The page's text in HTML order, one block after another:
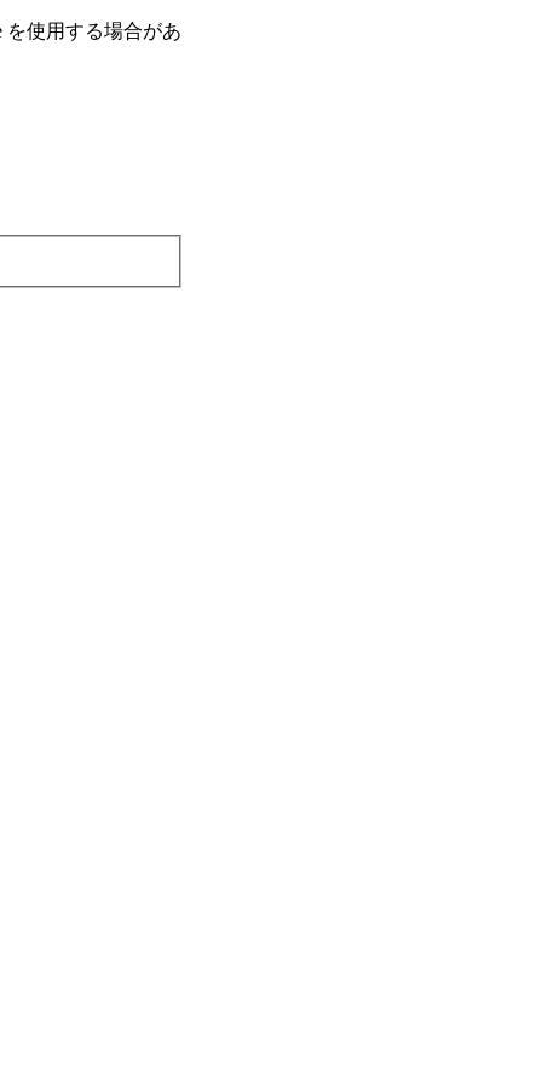
使⽤する場合があ